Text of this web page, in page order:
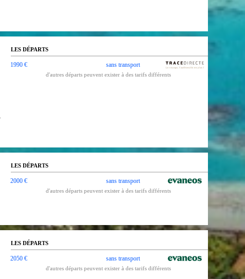
LES DÉPARTS
1990 € sans transport
d'autres départs peuvent exister à des tarifs différents
LES DÉPARTS
2000 € sans transport
d'autres départs peuvent exister à des tarifs différents
LES DÉPARTS
2050 € sans transport
d'autres départs peuvent exister à des tarifs différents